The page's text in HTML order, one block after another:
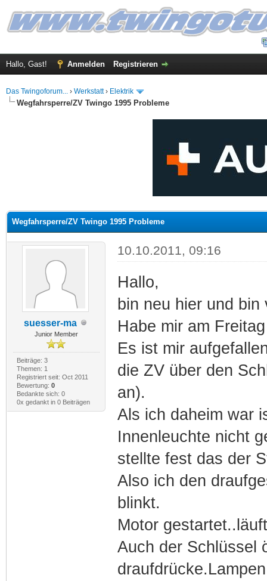
Hallo, Gast! Anmelden Registrieren
Das Twingoforum... › Werkstatt› Elektrik
Wegfahrsperre/ZV Twingo 1995 Probleme
Wegfahrsperre/ZV Twingo 1995 Probleme
suesser-ma
Junior Member
Beiträge: 3
Themen: 1
Registriert seit: Oct 2011
Bewertung: 0
Bedankte sich: 0
0x gedankt in 0 Beiträgen
10.10.2011, 09:16
Hallo,
bin neu hier und bin
Habe mir am
Es ist mir
die ZV über den
an).
Als ich daheim war
Innenleuchte nicht
stellte fest das der
Also ich den
blinkt.
Motor
Auch der Schlüssel